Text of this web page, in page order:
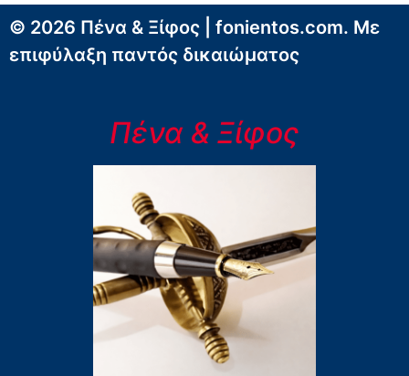
© 2026 Πένα & Ξίφος | fonientos.com. Με
επιφύλαξη παντός δικαιώματος
Πένα & Ξίφος